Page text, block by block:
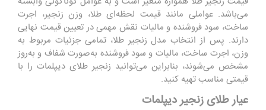
می‌باشد. عواملی مانند قیمت لحظه‌ای طلا، وزن زنجیر، اجرت
ساخت، سود فروشنده و مالیات نقش مهمی در تعیین قیمت نهایی
دارند. پس از انتخاب مدل زنجیر طلا، تمامی جزئیات مربوط به
وزن، اجرت ساخت، مالیات و سود فروشنده به‌صورت شفاف و به‌روز
مشخص می‌شوند، بنابراین می‌توانید زنجیر طلای دیپلمات را با
قیمتی مناسب تهیه کنید.
عیار طلای زنجیر دیپلمات